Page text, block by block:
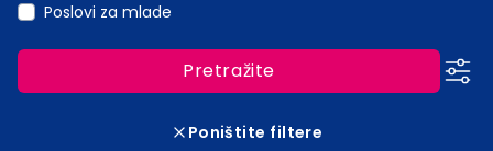
Poslovi za mlade
Pretražite
Poništite filtere